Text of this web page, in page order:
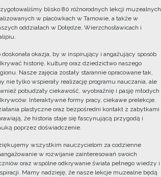
blisko 80 różnorodnych lekcji muzealnych
w placówkach w Tarnowie, a także w
oddziałach w Dołędze, Wierzchosławicach i
doskonała okazja, by w inspirujący i angażujący sposób
historię, kulturę oraz dziedzictwo naszego
Nasze zajęcia zostały starannie opracowane tak,
nie tylko wspierały realizację programu nauczania, ale
pobudzały ciekawość, wyobraźnię i pasję młodych
Interaktywne formy pracy, ciekawe prelekcje,
plastyczne oraz bezpośredni kontakt z zabytkami
że historia staje się fascynującą przygodą i
poprzez doświadczenie.
wszystkim nauczycielom za codzienne
w rozwijanie zainteresowań swoich
oraz wspólne odkrywanie świata pełnego wiedzy i
Mamy nadzieję, że nasze lekcje muzealne będą